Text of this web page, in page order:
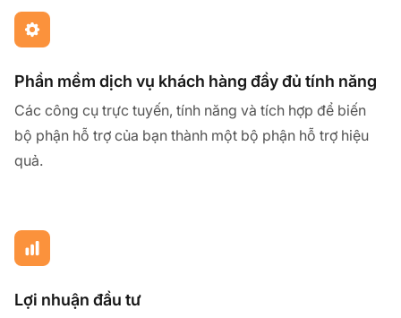
Phần mềm dịch vụ khách hàng đầy đủ tính năng
Các công cụ trực tuyến, tính năng và tích hợp để biến
bộ phận hỗ trợ của bạn thành một bộ phận hỗ trợ hiệu
quả.
Lợi nhuận đầu tư